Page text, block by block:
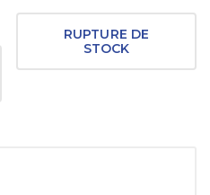
RUPTURE DE
STOCK